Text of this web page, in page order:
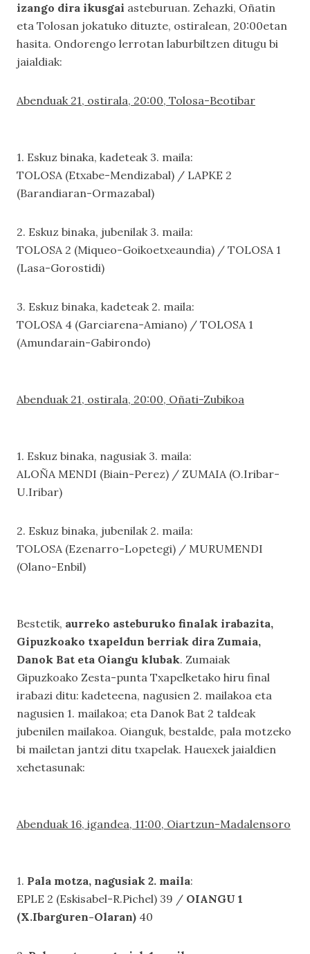
izango dira ikusgai asteburuan. Zehazki, Oñatin
eta Tolosan jokatuko dituzte, ostiralean, 20:00etan
hasita. Ondorengo lerrotan laburbiltzen ditugu bi
jaialdiak:
Abenduak 21, ostirala, 20:00, Tolosa-Beotibar
1. Eskuz binaka, kadeteak 3. maila:
TOLOSA (Etxabe-Mendizabal) / LAPKE 2
(Barandiaran-Ormazabal)
2. Eskuz binaka, jubenilak 3. maila:
TOLOSA 2 (Miqueo-Goikoetxeaundia) / TOLOSA 1
(Lasa-Gorostidi)
3. Eskuz binaka, kadeteak 2. maila:
TOLOSA 4 (Garciarena-Amiano) / TOLOSA 1
(Amundarain-Gabirondo)
Abenduak 21, ostirala, 20:00, Oñati-Zubikoa
1. Eskuz binaka, nagusiak 3. maila:
ALOÑA MENDI (Biain-Perez) / ZUMAIA (O.Iribar-
U.Iribar)
2. Eskuz binaka, jubenilak 2. maila:
TOLOSA (Ezenarro-Lopetegi) / MURUMENDI
(Olano-Enbil)
Bestetik, aurreko asteburuko finalak irabazita,
Gipuzkoako txapeldun berriak dira Zumaia,
Danok Bat eta Oiangu klubak. Zumaiak
Gipuzkoako Zesta-punta Txapelketako hiru final
irabazi ditu: kadeteena, nagusien 2. mailakoa eta
nagusien 1. mailakoa; eta Danok Bat 2 taldeak
jubenilen mailakoa. Oianguk, bestalde, pala motzeko
bi mailetan jantzi ditu txapelak. Hauexek jaialdien
xehetasunak:
Abenduak 16, igandea, 11:00, Oiartzun-Madalensoro
1. Pala motza, nagusiak 2. maila:
EPLE 2 (Eskisabel-R.Pichel) 39 / OIANGU 1
(X.Ibarguren-Olaran) 40